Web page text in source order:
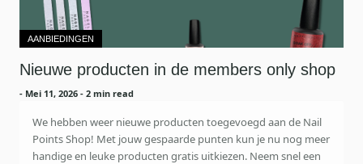
AANBIEDINGEN
Nieuwe producten in de members only shop
- Mei 11, 2026 - 2 min read
We hebben weer nieuwe producten toegevoegd aan de Nail
Points Shop! Met jouw gespaarde punten kun je nu nog meer
handige en leuke producten gratis uitkiezen. Neem snel een